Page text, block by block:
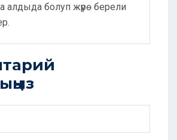
болуп жүрө берели